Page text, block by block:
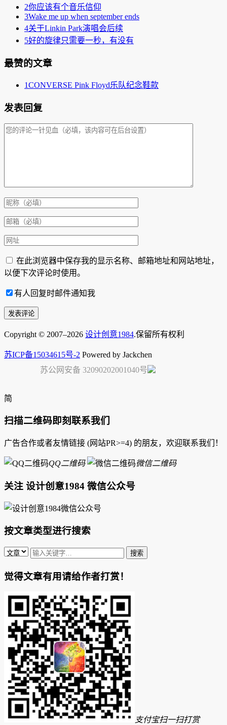
2你应该有个音乐信仰
3Wake me up when september ends
4关于Linkin Park演唱会后续
5好的旋律只需要一秒，有没有
最赞的文章
1CONVERSE Pink Floyd乐队纪念鞋款
发表回复
在此浏览器中保存我的显示名称、邮箱地址和网站地址，
以便下次评论时使用。
有人回复时邮件通知我
Copyright © 2007–2026 设计创意1984.保留所有权利
苏ICP备15034615号-2 Powered by Jackchen
苏公网安备 32090202001040号
简
扫描二维码即刻联系我们
广告合作或者友情链接 (网站PR>=4) 的朋友，欢迎联系我们！
QQ二维码 微信二维码
关注 设计创意1984 微信公众号
按文章类型进行搜索
觉得文章有用请给作者打赏！
支付宝扫一扫打赏